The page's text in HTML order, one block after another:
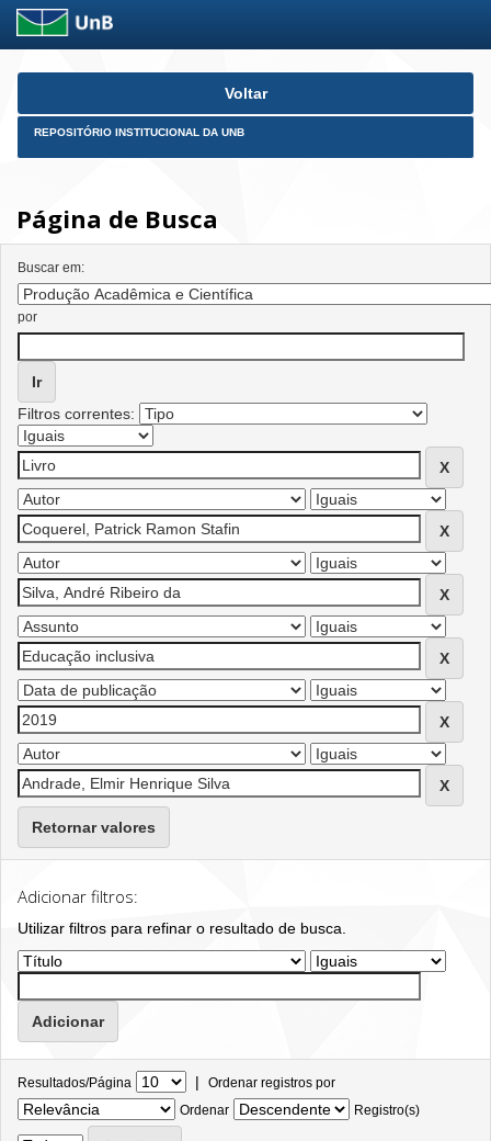
Skip
Voltar
REPOSITÓRIO INSTITUCIONAL DA UNB
Página de Busca
Buscar em:
por
Filtros correntes:
Retornar valores
Adicionar filtros:
Utilizar filtros para refinar o resultado de busca.
Resultados/Página | Ordenar registros por
Ordenar
Registro(s)